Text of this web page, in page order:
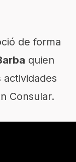
de forma
quien
actividades
Consular.